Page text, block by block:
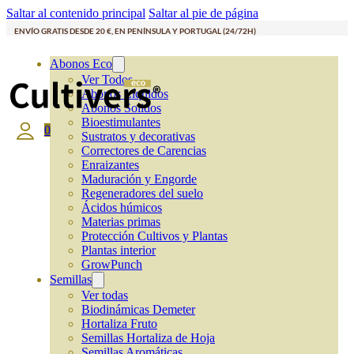
Saltar al contenido principal Saltar al pie de página
ENVÍO GRATIS DESDE 20 €, EN PENÍNSULA Y PORTUGAL (24/72H)
Abonos Eco
Ver Todos
Abonos Líquidos
Abonos Solidos
Bioestimulantes
Sustratos y decorativas
Correctores de Carencias
Enraizantes
Maduración y Engorde
Regeneradores del suelo
Ácidos húmicos
Materias primas
Protección Cultivos y Plantas
Plantas interior
GrowPunch
Semillas
Ver todas
Biodinámicas Demeter
Hortaliza Fruto
Semillas Hortaliza de Hoja
0